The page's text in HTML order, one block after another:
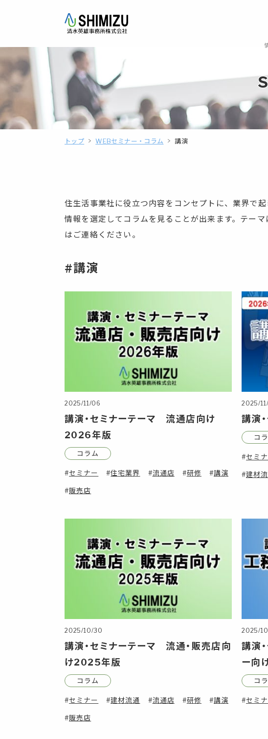
トップ WEBセミナー・コラム 講演
住生活事業社に役立つ内容をコンセプトに、業界で
情報を選定してコラムを見ることが出来ます。テー
はご連絡ください。
#講演
2025/11/06
講演・セミナーテーマ 流通店向け
2026年版
コラム
セミナー 住宅業界 流通店 研修 講演
販売店
2025/
講演
コ
セミ
建材
2025/10/30
講演・セミナーテーマ 流通・販売店向
け2025年版
コラム
セミナー 建材流通 流通店 研修 講演
販売店
2025/
講演
ー向
コ
セミ